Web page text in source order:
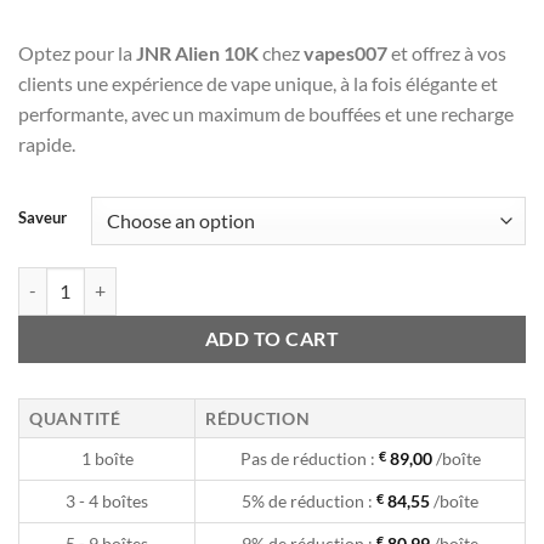
Optez pour la JNR Alien 10Kchezvapes007et offrez à vos
clients une expérience de vape unique, à la fois élégante et
performante, avec un maximum de bouffées et une recharge
rapide.
Saveur
ADD TO CART
QUANTITÉ
RÉDUCTION
1 boîte
Pas de réduction : €89,00/boîte
3 - 4 boîtes 5% de réduction : € 84,55/boîte
€